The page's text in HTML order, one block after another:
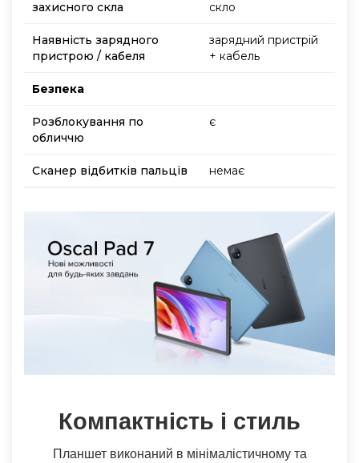
захисного скла
скло
Наявність зарядного
пристрою / кабеля
зарядний пристрій
+ кабель
Безпека
Розблокування по
обличчю
є
Сканер відбитків пальців немає
Компактність і стиль
Планшет виконаний в мiнiмалiстичному та